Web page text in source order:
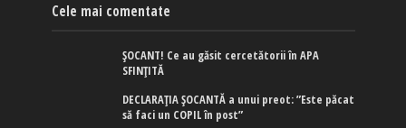
Cele mai comentate
ȘOCANT! Ce au găsit cercetătorii în APA
SFINȚITĂ
DECLARAȚIA ȘOCANTĂ a unui preot: ”Este păcat
să faci un COPIL în post”